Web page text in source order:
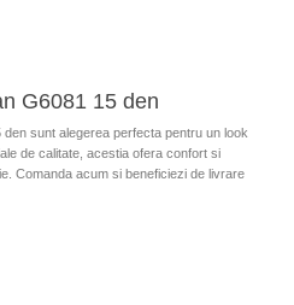
G6081 15 den
sunt alegerea perfecta pentru un look
de calitate, acestia ofera confort si
Comanda acum si beneficiezi de livrare